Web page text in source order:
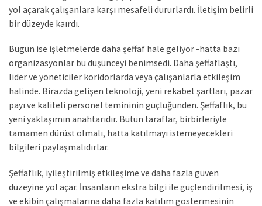
yol açarak çalışanlara karşı mesafeli dururlardı. İletişim belirli
bir düzeyde kaırdı.
Bugün ise işletmelerde daha şeffaf hale geliyor -hatta bazı
organizasyonlar bu düşünceyi benimsedi. Daha şeffaflaştı,
lider ve yöneticiler koridorlarda veya çalışanlarla etkileşim
halinde. Birazda gelişen teknoloji, yeni rekabet şartları, pazar
payı ve kaliteli personel temininin güçlüğünden. Şeffaflık, bu
yeni yaklaşımın anahtarıdır. Bütün taraflar, birbirleriyle
tamamen dürüst olmalı, hatta katılmayı istemeyecekleri
bilgileri paylaşmalıdırlar.
Şeffaflık, iyileştirilmiş etkileşime ve daha fazla güven
düzeyine yol açar. İnsanların ekstra bilgi ile güçlendirilmesi, iş
ve ekibin çalışmalarına daha fazla katılım göstermesinin